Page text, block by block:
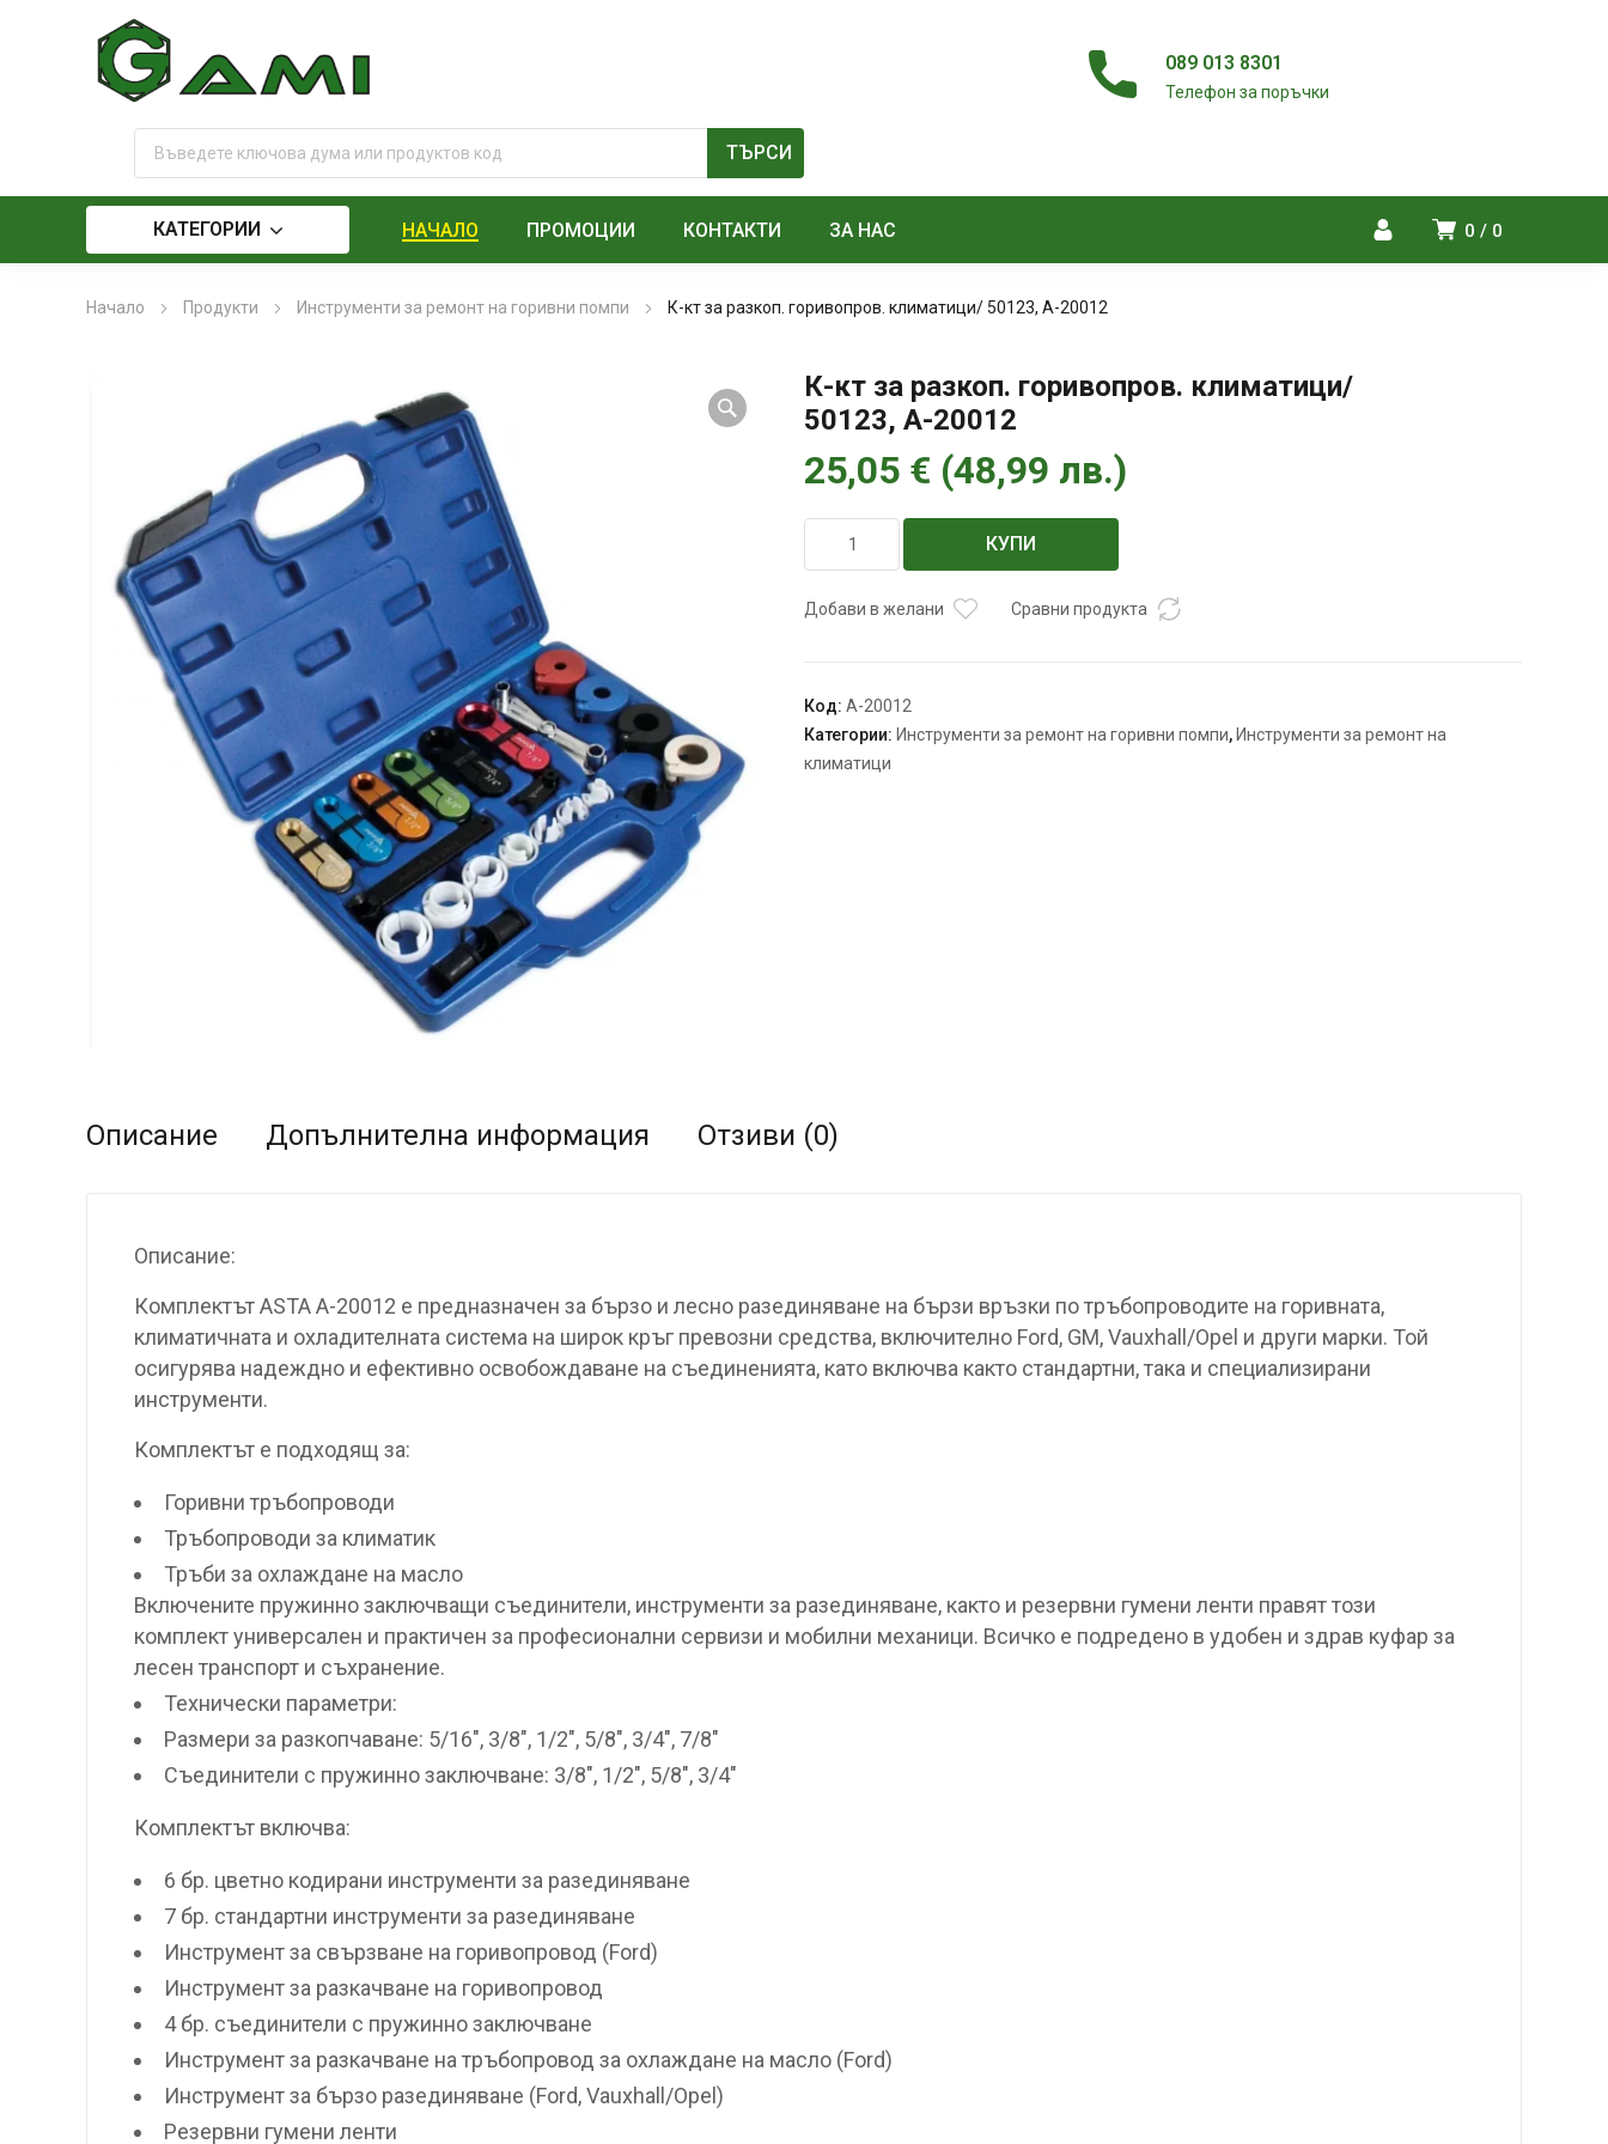
089 013 8301
Телефон за поръчки
0 0
КАТЕГОРИИ НАЧАЛО ПРОМОЦИИ КОНТАКТИ ЗА НАС
Начало Продукти Инструменти за ремонт на горивни помпи К-кт за разкоп. горивопров. климатици/ 50123, А-20012
К-кт за разкоп. горивопров. климатици/
50123, А-20012
25,05 € (48,99 лв.)
кт
климатици/
50123,
А-20012
КУПИ
Добави в желани Сравни продукта
Код: А-20012
Категории: Инструменти за ремонт на горивни помпи, Инструменти за ремонт на
климатици
Описание Допълнителна информация Отзиви (0)
Описание:
Комплектът ASTA A-20012 е предназначен за бързо и лесно разединяване на бързи връзки по тръбопроводите на горивната,
климатичната и охладителната система на широк кръг превозни средства, включително Ford, GM, Vauxhall/Opel и други марки. Той
осигурява надеждно и ефективно освобождаване на съединенията, като включва както стандартни, така и специализирани
инструменти.
Комплектът е подходящ за:
Горивни тръбопроводи
Тръбопроводи за климатик
Тръби за охлаждане на масло
Включените пружинно заключващи съединители, инструменти за разединяване, както и резервни гумени ленти правят този
комплект универсален и практичен за професионални сервизи и мобилни механици. Всичко е подредено в удобен и здрав куфар за
лесен транспорт и съхранение.
Технически параметри:
Размери за разкопчаване: 5/16″, 3/8″, 1/2″, 5/8″, 3/4″, 7/8″
Съединители с пружинно заключване: 3/8″, 1/2″, 5/8″, 3/4″
Комплектът включва:
6 бр. цветно кодирани инструменти за разединяване
7 бр. стандартни инструменти за разединяване
Инструмент за свързване на горивопровод (Ford)
Инструмент за разкачване на горивопровод
4 бр. съединители с пружинно заключване
Инструмент за разкачване на тръбопровод за охлаждане на масло (Ford)
Инструмент за бързо разединяване (Ford, Vauxhall/Opel)
Резервни гумени ленти